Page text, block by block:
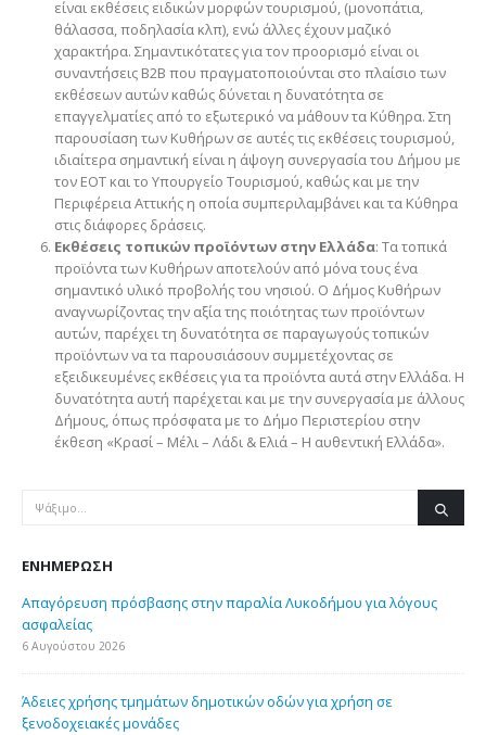
είναι εκθέσεις ειδικών μορφών τουρισμού, (μονοπάτια,
θάλασσα, ποδηλασία κλπ), ενώ άλλες έχουν μαζικό
χαρακτήρα. Σημαντικότατες για τον προορισμό είναι οι
συναντήσεις B2B που πραγματοποιούνται στο πλαίσιο των
εκθέσεων αυτών καθώς δύνεται η δυνατότητα σε
επαγγελματίες από το εξωτερικό να μάθουν τα Κύθηρα. Στη
παρουσίαση των Κυθήρων σε αυτές τις εκθέσεις τουρισμού,
ιδιαίτερα σημαντική είναι η άψογη συνεργασία του Δήμου με
τον ΕΟΤ και το Υπουργείο Τουρισμού, καθώς και με την
Περιφέρεια Αττικής η οποία συμπεριλαμβάνει και τα Κύθηρα
στις διάφορες δράσεις.
Εκθέσεις τοπικών προϊόντων στην Ελλάδα: Τα τοπικά
προϊόντα των Κυθήρων αποτελούν από μόνα τους ένα
σημαντικό υλικό προβολής του νησιού. Ο Δήμος Κυθήρων
αναγνωρίζοντας την αξία της ποιότητας των προϊόντων
αυτών, παρέχει τη δυνατότητα σε παραγωγούς τοπικών
προϊόντων να τα παρουσιάσουν συμμετέχοντας σε
εξειδικευμένες εκθέσεις για τα προϊόντα αυτά στην Ελλάδα. Η
δυνατότητα αυτή παρέχεται και με την συνεργασία με άλλους
Δήμους, όπως πρόσφατα με το Δήμο Περιστερίου στην
έκθεση «Κρασί – Μέλι – Λάδι & Ελιά – Η αυθεντική Ελλάδα».
ΕΝΗΜΈΡΩΣΗ
Απαγόρευση πρόσβασης στην παραλία Λυκοδήμου για λόγους
ασφαλείας
6 Αυγούστου 2026
Άδειες χρήσης τμημάτων δημοτικών οδών για χρήση σε
ξενοδοχειακές μονάδες